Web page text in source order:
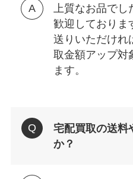
上質なお品でし
歓迎しておりま
送りいただけれ
取金額アップ対
ます。
宅配買取の送料
か？